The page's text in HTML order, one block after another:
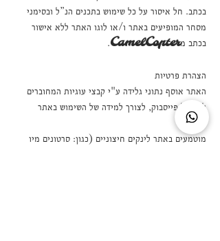
בכתב. חל איסור על כל שימוש בתכנים הנ”ל ובסימני
מסחר המופיעים באתר ו/או לוגו האתר ללא אישור
בכתב מ
CamelCopter
.
הצהרת פרטיות
האתר אוסף נתוני גלידה ע"י קבצי עוגיות המחוברים
לפיקסל פייסבוק, לצורך למידה של השימוש באתר
ושיפורו.
מוטמעים באתר לינקים חיצוניים (כגון: סרטונים מיו